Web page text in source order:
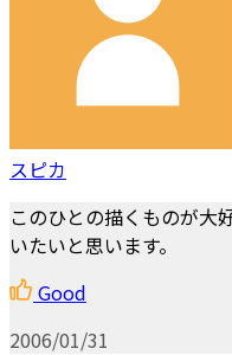
スピカ
このひとの描くものが大
いたいと思います。
Good
2006/01/31